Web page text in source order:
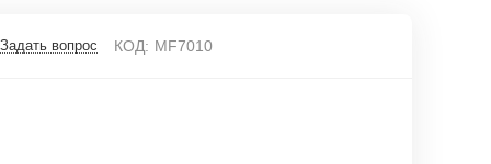
Задать вопрос КОД: MF7010